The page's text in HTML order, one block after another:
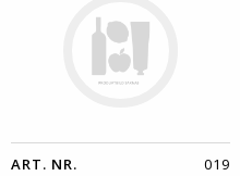
ART. NR. 019